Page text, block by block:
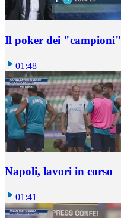
Il poker dei "campioni"
01:48
Napoli, lavori in corso
01:41